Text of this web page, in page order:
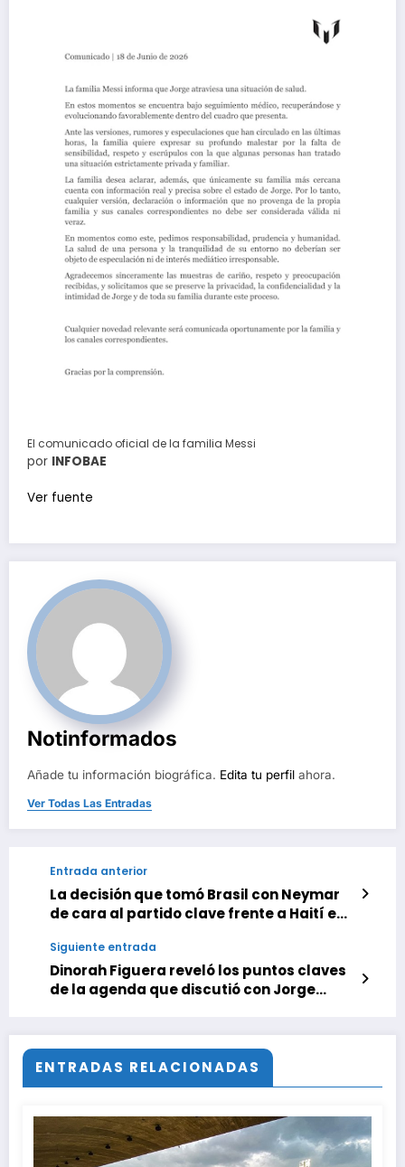
El comunicado oficial de la familia Messi
por INFOBAE
Ver fuente
Notinformados
Añade tu información biográfica. Edita tu perfil ahora.
Ver Todas Las Entradas
Entrada anterior
La decisión que tomó Brasil con Neymar
de cara al partido clave frente a Haití en
Siguiente entrada
Dinorah Figuera reveló los puntos claves
de la agenda que discutió con Jorge
ENTRADAS RELACIONADAS